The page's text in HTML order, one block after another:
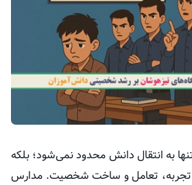
به انتقال دانش محدود نمی‌شود؛ بلکه
تعامل و ساخت شخصیت. مدارس